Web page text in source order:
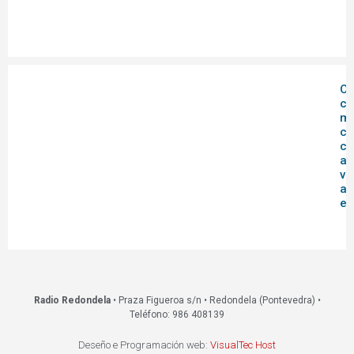
O
Radio Redondela• Praza Figueroa s/n • Redondela (Pontevedra) •
Teléfono: 986 408139
Deseño e Programación web: VisualTec Host